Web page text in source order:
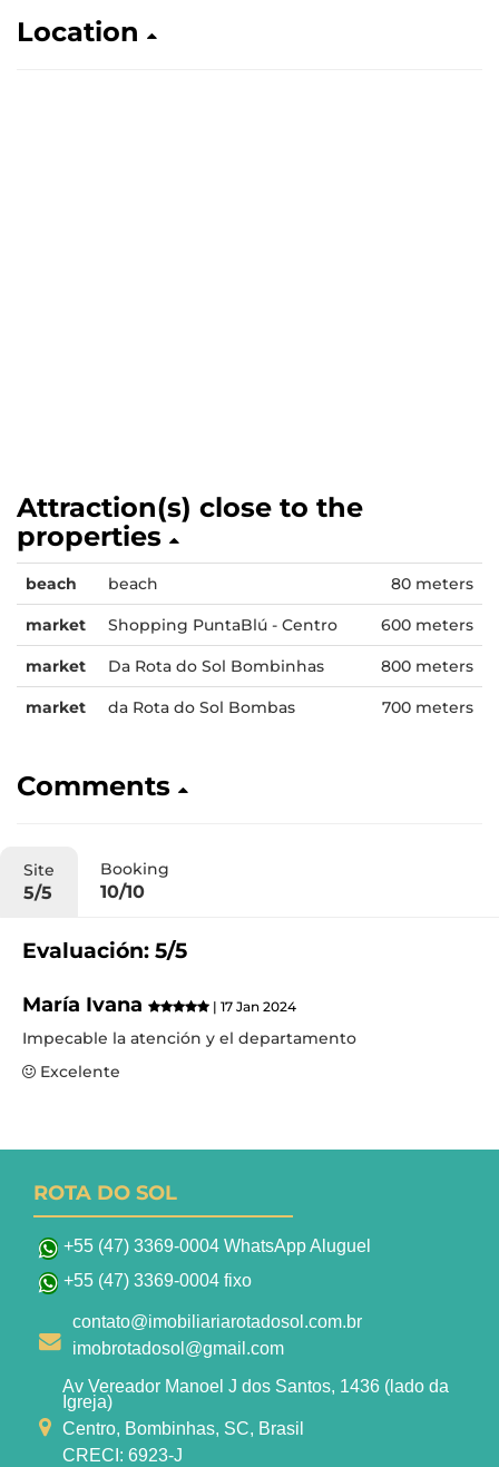
Location
Attraction(s) close to the
properties
beach beach 80 meters
market Shopping PuntaBlú - Centro 600 meters
market Da Rota do Sol Bombinhas 800 meters
market da Rota do Sol Bombas 700 meters
Comments
Site
5/5
Booking
10/10
Evaluación: 5/5
María Ivana | 17 Jan 2024
Impecable la atención y el departamento
Excelente
ROTA DO SOL
+55 (47) 3369-0004 WhatsApp Aluguel
+55 (47) 3369-0004 fixo
contato@imobiliariarotadosol.com.br
imobrotadosol@gmail.com
Av Vereador Manoel J dos Santos, 1436 (lado da
Igreja)
Centro, Bombinhas, SC, Brasil
CRECI: 6923-J